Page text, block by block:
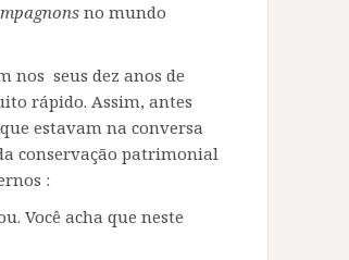
no mundo
nos seus dez anos de
rápido. Assim, antes
estavam na conversa
conservação patrimonial
:
Você acha que neste